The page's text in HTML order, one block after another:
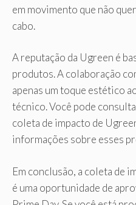
em movimento que não
cabo.
A reputação da Ugreen é
produtos. A colaboração
apenas um toque estético
técnico. Você pode
coleta de impacto de
informações sobre esses
Em conclusão, a coleta de
é uma oportunidade de